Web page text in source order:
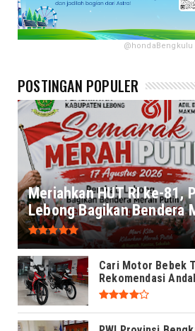
@hondaBengkulu
POSTINGAN POPULER
Meriahkan HUT RI ke-81,
Lebong Bagikan Bendera
Cari Motor Bebek
Rekomendasi